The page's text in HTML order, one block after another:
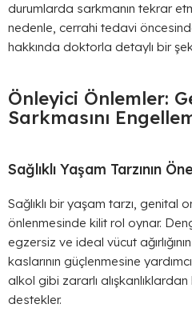
durumlarda sarkmanın tekrar
nedenle, cerrahi tedavi
hakkında doktorla detaylı bir
Önleyici Önlemler:
Sarkmasını
Sağlıklı Yaşam Tarzının
Sağlıklı bir yaşam tarzı, genital
önlenmesinde kilit rol oynar.
egzersiz ve ideal vücut
kaslarının güçlenmesine
alkol gibi zararlı alışkanlıklardan
destekler.